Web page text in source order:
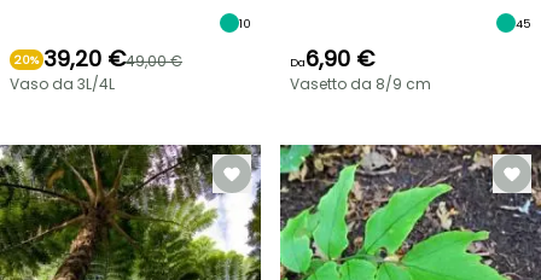
10
20% 39,20 €49,00 €
Vaso da 3L/4L
45
Da6,90 €
Vasetto da 8/9 cm